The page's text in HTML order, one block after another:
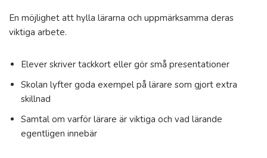
En möjlighet att hylla lärarna och uppmärksamma deras
viktiga arbete.
Elever skriver tackkort eller gör små presentationer
Skolan lyfter goda exempel på lärare som gjort extra
skillnad
Samtal om varför lärare är viktiga och vad lärande
egentligen innebär